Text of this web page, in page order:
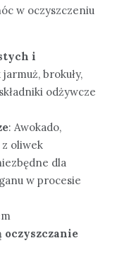
w oczyszczeniu
i
brokuły,
odżywcze
: Awokado,
oliwek
dla
w procesie
oczyszczanie